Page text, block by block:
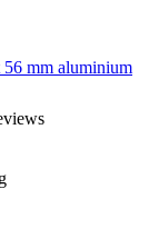
56 mm aluminium